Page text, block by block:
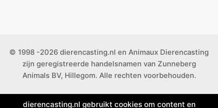
© 1998 -2026 dierencasting.nl en Animaux Dierencasting
zijn geregistreerde handelsnamen van Zunneberg
Animals BV, Hillegom. Alle rechten voorbehouden.
dierencasting.nl gebruikt cookies om content en